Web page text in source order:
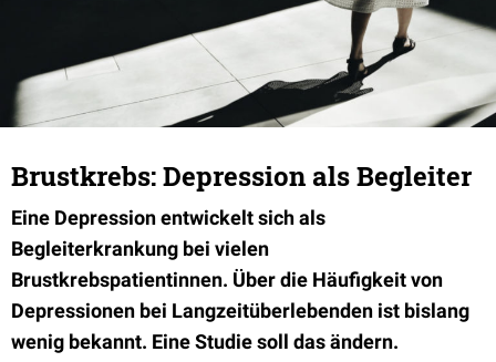
Brustkrebs: Depression als Begleiter
Eine Depression entwickelt sich als
Begleiterkrankung bei vielen
Brustkrebspatientinnen. Über die Häufigkeit von
Depressionen bei Langzeitüberlebenden ist bislang
wenig bekannt. Eine Studie soll das ändern.